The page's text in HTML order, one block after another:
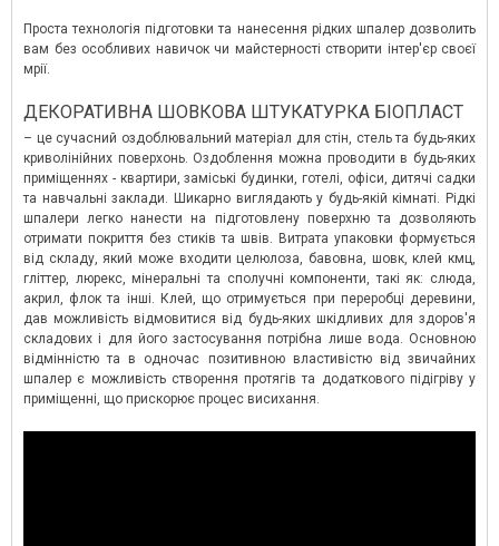
Проста технологія підготовки та нанесення рідких шпалер дозволить
вам без особливих навичок чи майстерності створити інтер'єр своєї
мрії.
ДЕКОРАТИВНА ШОВКОВА ШТУКАТУРКА БІОПЛАСТ
– це сучасний оздоблювальний матеріал для стін, стель та будь-яких
криволінійних поверхонь. Оздоблення можна проводити в будь-яких
приміщеннях - квартири, заміські будинки, готелі, офіси, дитячі садки
та навчальні заклади. Шикарно виглядають у будь-якій кімнаті. Рідкі
шпалери легко нанести на підготовлену поверхню та дозволяють
отримати покриття без стиків та швів. Витрата упаковки формується
від складу, який може входити целюлоза, бавовна, шовк, клей кмц,
гліттер, люрекс, мінеральні та сполучні компоненти, такі як: слюда,
акрил, флок та інші. Клей, що отримується при переробці деревини,
дав можливість відмовитися від будь-яких шкідливих для здоров'я
складових і для його застосування потрібна лише вода. Основною
відмінністю та в одночас позитивною властивістю від звичайних
шпалер є можливість створення протягів та додаткового підігріву у
приміщенні, що прискорює процес висихання.